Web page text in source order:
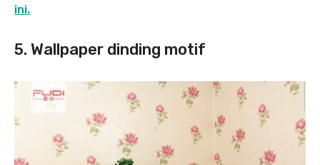
ini.
5. Wallpaper dinding motif